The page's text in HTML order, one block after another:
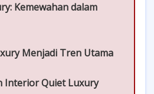
Kemewahan dalam
Menjadi Tren Utama
Interior Quiet Luxury